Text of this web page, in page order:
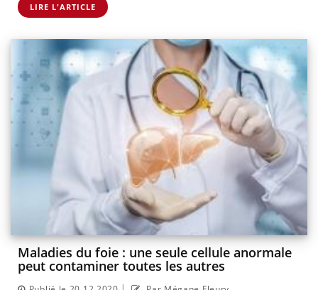
LIRE L'ARTICLE
Maladies du foie : une seule cellule anormale
peut contaminer toutes les autres